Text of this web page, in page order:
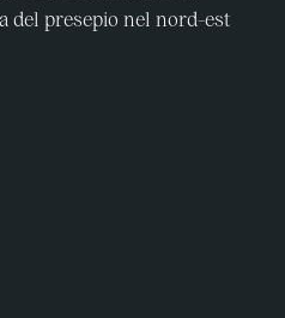
del presepio nel nord-est